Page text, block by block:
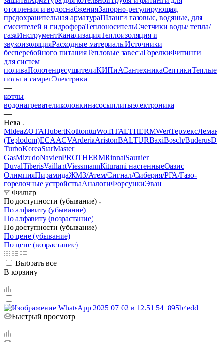
отопления и водоснабженияЗапорно-регулирующая,
предохранительная арматураШланги газовые, водяные, для
смесителей и гидрофораТеплоносительСчетчики воды/ тепла/
газаИнструментКанализацияТеплоизоляция и
звукоизоляцияРасходные материалыИсточники
бесперебойного питанияТепловые завесыГорелкиФитинги
для систем
поливаПолотенцесушителиКИПиАСантехникаСептикиТеплые
полы и самрегЭлектрика
—
котлы
водонагревателиколонкинасосыплитыэлектроника
—
Нева
MideaZOTAHubertKotitonttuWolfITALTHERMWertТермекс
(Teplodom)ECAACVArderiaAristonBALTURBaxiBosch/Buderus
TurboKoreaStarMaster
GasMizudoNavienPROTHERMRinnaiSaunier
DuvalTiberisVaillantViessmannКiturami настенныеОазис
ОлимпияПирамидаЖМЗ/Атем/Сигнал/Сиберия/РГА/Газо-
горелочные устройстваAналогиФорсункиЭван
Фильтр
По доступности (убывание)
По алфавиту (убывание)
По алфавиту (возрастание)
По доступности (убывание)
По цене (убывание)
По цене (возрастание)
Выбрать все
В корзину
Быстрый просмотр